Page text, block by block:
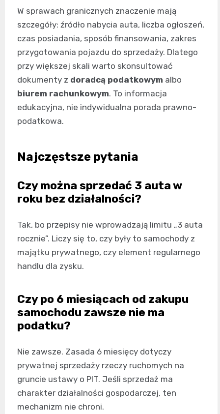
W sprawach granicznych znaczenie mają
szczegóły: źródło nabycia auta, liczba ogłoszeń,
czas posiadania, sposób finansowania, zakres
przygotowania pojazdu do sprzedaży. Dlatego
przy większej skali warto skonsultować
dokumenty z doradcą podatkowym albo
biurem rachunkowym. To informacja
edukacyjna, nie indywidualna porada prawno-
podatkowa.
Najczęstsze pytania
Czy można sprzedać 3 auta w
roku bez działalności?
Tak, bo przepisy nie wprowadzają limitu „3 auta
rocznie”. Liczy się to, czy były to samochody z
majątku prywatnego, czy element regularnego
handlu dla zysku.
Czy po 6 miesiącach od zakupu
samochodu zawsze nie ma
podatku?
Nie zawsze. Zasada 6 miesięcy dotyczy
prywatnej sprzedaży rzeczy ruchomych na
gruncie ustawy o PIT. Jeśli sprzedaż ma
charakter działalności gospodarczej, ten
mechanizm nie chroni.